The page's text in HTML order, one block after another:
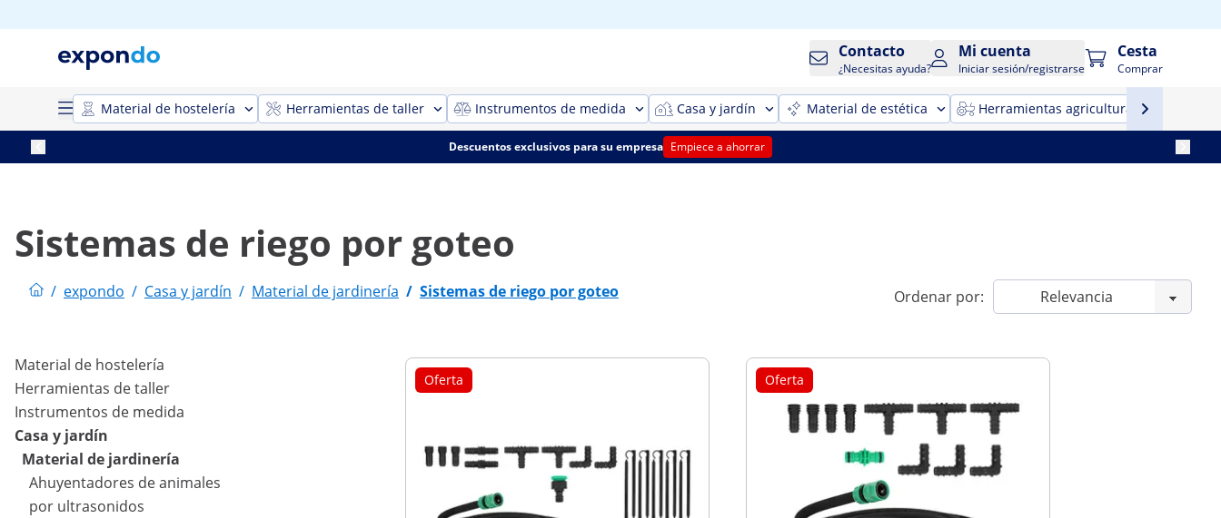
Contacto
¿Necesitas ayuda?
Mi cuenta
Iniciar sesión/registrarse
Cesta
Comprar
Material de hostelería Herramientas de taller Instrumentos de medida Casa y jardín Material de estética Herramientas agricultura
Descuentos exclusivos para su empresa Empiece a ahorrar
Sistemas de riego por goteo
/ expondo / Casa y jardín / Material de jardinería / Sistemas de riego por goteo Ordenar por:
Material de hostelería
Herramientas de taller
Instrumentos de medida
Casa y jardín
Material de jardinería
Ahuyentadores de animales
por ultrasonidos
Oferta Oferta